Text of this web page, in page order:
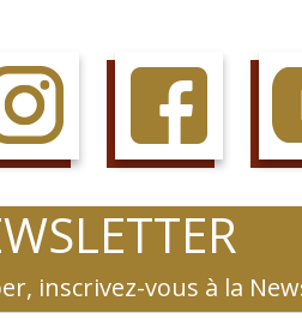
inscrivez-vous à la